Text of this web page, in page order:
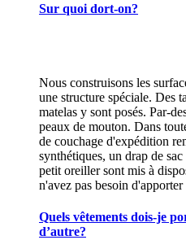
Sur quoi dort-on?
Nous construisons les
une structure spéciale. Des
matelas y sont posés. Par-
peaux de mouton. Dans
de couchage d'expédition
synthétiques, un drap de
petit oreiller sont mis à
n'avez pas besoin
Quels vêtements dois-je
d’autre?